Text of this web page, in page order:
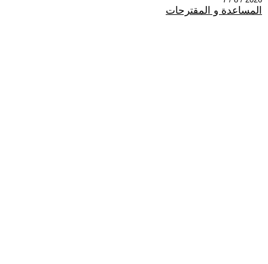
المساعدة و المقترحات